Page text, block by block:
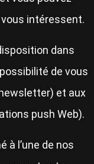
intéressent.
dans
de vous
et aux
push Web).
à l’une de nos